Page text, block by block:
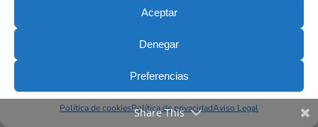
Aceptar
Denegar
Preferencias
Política de cookiesPolítica de privacidadAviso Legal
Share This